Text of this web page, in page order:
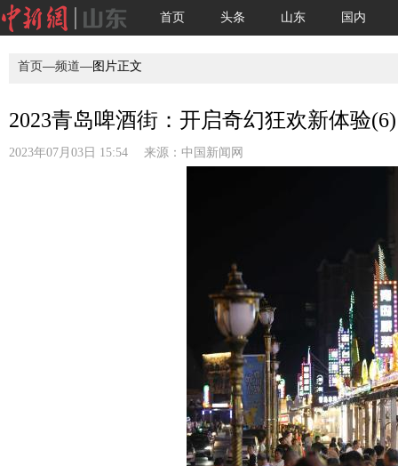
首页 头条 山东 国内
首页—频道—图片正文
2023青岛啤酒街：开启奇幻狂欢新体验(6)
2023年07月03日 15:54 来源： 中国新闻网